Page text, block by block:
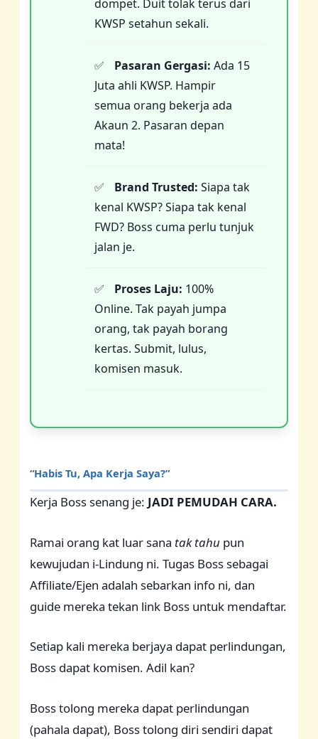
dompet. Duit tolak terus dari
KWSP setahun sekali.
Pasaran Gergasi: Ada 15
Juta ahli KWSP. Hampir
semua orang bekerja ada
Akaun 2. Pasaran depan
mata!
Brand Trusted: Siapa tak
kenal KWSP? Siapa tak kenal
FWD? Boss cuma perlu tunjuk
jalan je.
Proses Laju: 100%
Online. Tak payah jumpa
orang, tak payah borang
kertas. Submit, lulus,
komisen masuk.
“Habis Tu, Apa Kerja Saya?”
Kerja Boss senang je: JADI PEMUDAH CARA.
Ramai orang kat luar sana tak tahu pun
kewujudan i-Lindung ni. Tugas Boss sebagai
Affiliate/Ejen adalah sebarkan info ni, dan
guide mereka tekan link Boss untuk mendaftar.
Setiap kali mereka berjaya dapat perlindungan,
Boss dapat komisen. Adil kan?
Boss tolong mereka dapat perlindungan
(pahala dapat), Boss tolong diri sendiri dapat